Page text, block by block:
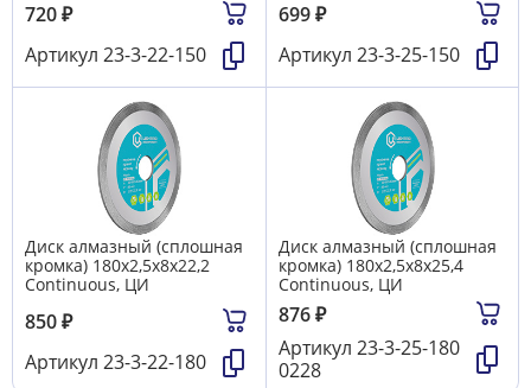
720₽
Артикул 23-3-22-150
699₽
Артикул 23-3-25-150
Диск алмазный (сплошная
кромка) 180х2,5х8х22,2
Continuous, ЦИ
850₽
Артикул 23-3-22-180
Диск алмазный (сплошная
кромка) 180х2,5х8х25,4
Continuous, ЦИ
876₽
Артикул 23-3-25-180
0228